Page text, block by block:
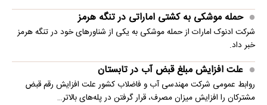
حمله موشکی به کشتی اماراتی در تنگه هرمز
شرکت ادنوک امارات از حمله موشکی به یکی از شناورهای خود در تنگه هرمز
خبر داد.
علت افزایش مبلغ قبض آب در تابستان
روابط عمومی شرکت مهندسی آب و فاضلاب کشور علت افزایش رقم قبض
مشترکان را افزایش میزان مصرف، قرار گرفتن در پله‌های بالاتر…